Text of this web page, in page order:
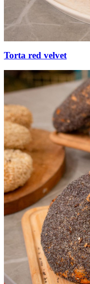
Torta red velvet